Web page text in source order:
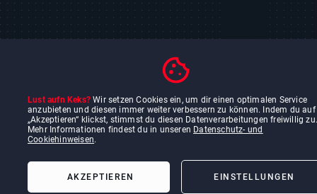
Lust aufn Keks? Wir setzen Cookies ein, um dir einen optimalen Service
anzubieten und diesen immer weiter verbessern zu können. Indem du auf
„Akzeptieren“ klickst, stimmst du diesen Datenverarbeitungen freiwillig
Mehr Informationen findest du in unseren Datenschutz- und
Cookiehinweisen.
AKZEPTIEREN EINSTELLUNGEN